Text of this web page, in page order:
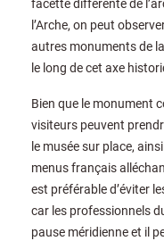
l’Arche, on peut
autres monuments de
le long de cet axe
Bien que le monument
visiteurs peuvent
le musée sur place,
menus français
est préférable d’éviter
car les professionnels
pause méridienne et il